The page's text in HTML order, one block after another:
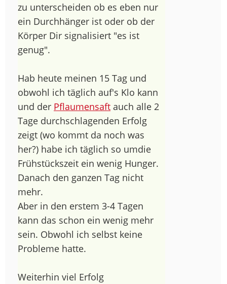
zu unterscheiden ob es eben nur
ein Durchhänger ist oder ob der
Körper Dir signalisiert "es ist
genug".
Hab heute meinen 15 Tag und
obwohl ich täglich auf's Klo kann
und der Pflaumensaft auch alle 2
Tage durchschlagenden Erfolg
zeigt (wo kommt da noch was
her?) habe ich täglich so umdie
Frühstückszeit ein wenig Hunger.
Danach den ganzen Tag nicht
mehr.
Aber in den erstem 3-4 Tagen
kann das schon ein wenig mehr
sein. Obwohl ich selbst keine
Probleme hatte.
Weiterhin viel Erfolg